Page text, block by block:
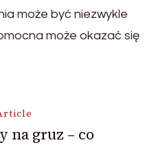
może być niezwykle
może okazać się
na gruz – co